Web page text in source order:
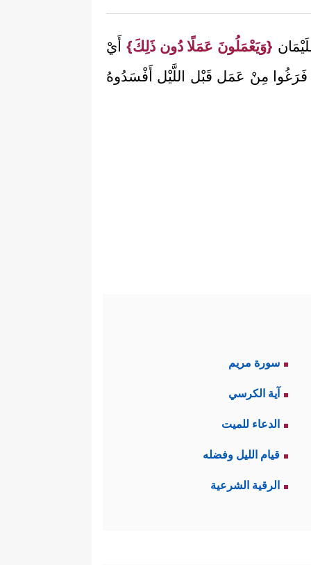
{وَيَعْمَلُونَ عَمَلًا دُون ذَلِكَ} أَيْ
فَرَغُوا مِنْ عَمَل قَبْل اللَّيْل أَفْسَدُوهُ
سورة مريم
آية الكرسي
الدعاء للميت
قيام الليل وفضله
الرقية الشرعية